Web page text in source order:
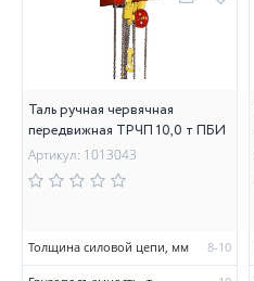
Таль ручная червячная
передвижная ТРЧП 10,0 т ПБИ
Артикул: 1013043
Толщина силовой цепи, мм 8-10